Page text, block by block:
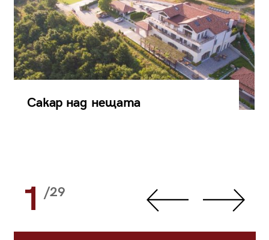
Сакар над нещата
1 /29